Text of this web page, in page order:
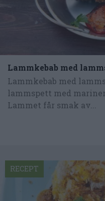
Lammkebab med
Lammkebab med
lammspett med
Lammet får smak av...
RECEPT